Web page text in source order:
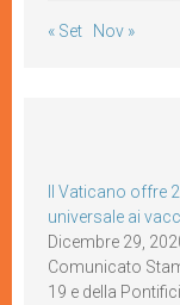
« Set Nov »
Il Vaticano offre
universale ai
Dicembre 29,
Comunicato
19 e della